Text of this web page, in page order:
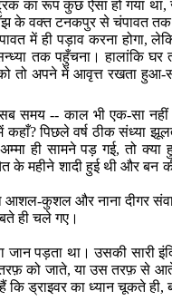
का रूप कुछ ऐसा हो गया था,
के वक्त टनकपुर से चंपावत तक
में ही पड़ाव करना होगा,
तक पहुँचना। हालांकि घर
तो अपने में आवृत्त रखता हुआ-
समय -- काल भी एक-सा
कहाँ?पिछले वर्ष ठीक संध्या
ही सामने पड़ गई,तो क्या
के महीने शादी हुई थी और बन
आशल-कुशल और नाना दीगर
ही चले गए।
जान पड़ता था। उसकी सारी
को जाते,या उस तरफ़ से
ड्राइवर का ध्यान चूकते ही,